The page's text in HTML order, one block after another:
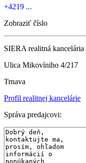
+4219 ...
Zobraziť číslo
SIERA realitná kancelária
Ulica Mikovíniho 4/217
Trnava
Profil realitnej kancelárie
Správa predajcovi: